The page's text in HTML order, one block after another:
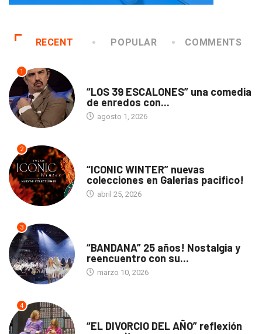
RECENT POPULAR COMMENTS
1
“LOS 39 ESCALONES” una comedia
de enredos con...
agosto 1, 2026
2
“ICONIC WINTER” nuevas
colecciones en Galerias pacifico!
abril 25, 2026
3
“BANDANA” 25 años! Nostalgia y
reencuentro con su...
marzo 10, 2026
4
“EL DIVORCIO DEL AÑO” reflexión